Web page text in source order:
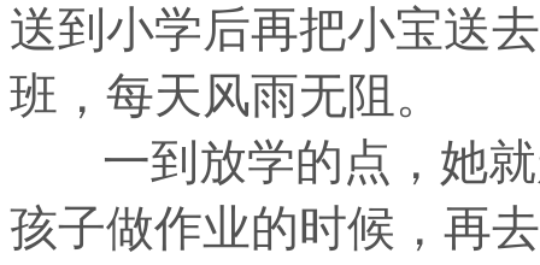
送到小学后再把小宝送
班，每天风雨无阻。
一到放学的点，她就
孩子做作业的时候，再